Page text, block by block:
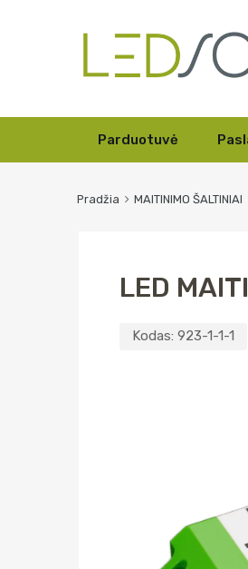
Parduotuvė
Pradžia MAITINIMO ŠALTINIAI
LED
Kodas: 923-1-1-1